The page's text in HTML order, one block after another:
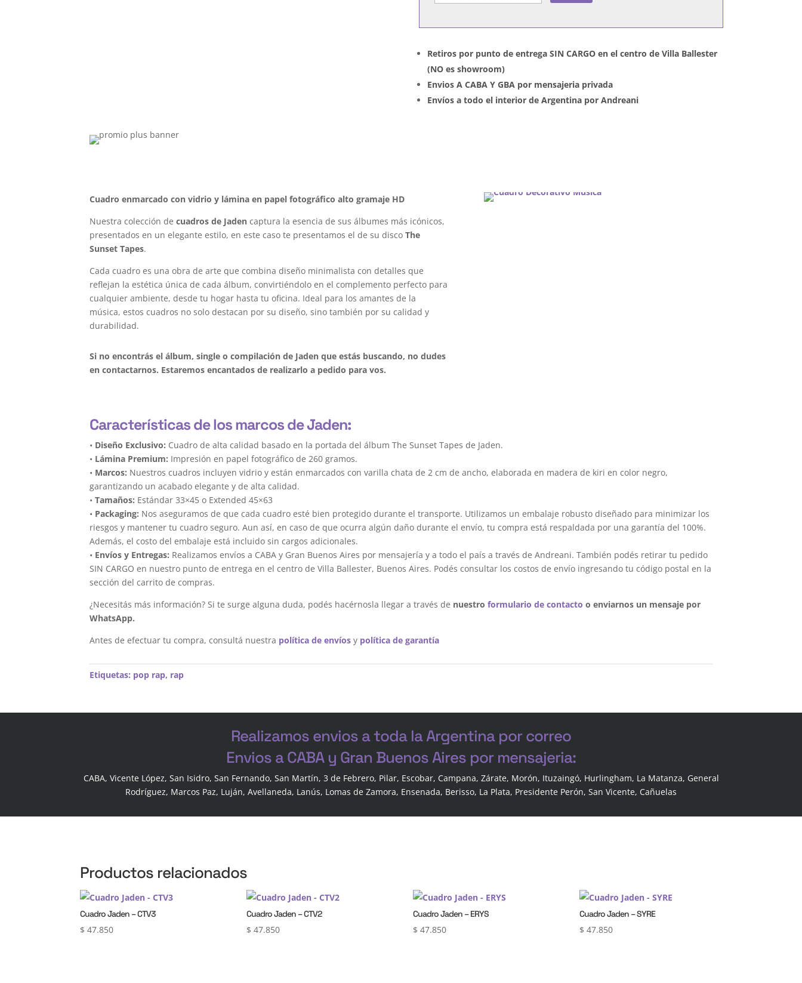
Retiros por punto de entrega SIN CARGO en el centro de Villa Ballester
(NO es showroom)
Envios A CABA Y GBA por mensajeria privada
Envíos a todo el interior de Argentina por Andreani
Cuadro enmarcado con vidrio y lámina en papel fotográfico alto gramaje HD
Nuestra colección decuadros de Jaden captura la esencia de sus álbumes más icónicos,
presentados en un elegante estilo, en este caso te presentamos el de su discoThe
Sunset Tapes.
Cada cuadro es una obra de arte que combina diseño minimalista con detalles que
reflejan la estética única de cada álbum, convirtiéndolo en el complemento perfecto para
cualquier ambiente, desde tu hogar hasta tu oficina. Ideal para los amantes de la
música, estos cuadros no solo destacan por su diseño, sino también por su calidad y
durabilidad.
Si no encontrás el álbum, single o compilación de Jaden que estás buscando, no dudes
en contactarnos. Estaremos encantados de realizarlo a pedido para vos.
Características de los marcos de Jaden:
• Diseño Exclusivo: Cuadro de alta calidad basado en la portada del álbum The Sunset Tapes de Jaden.
• Lámina Premium: Impresión en papel fotográfico de 260 gramos.
• Marcos: Nuestros cuadros incluyen vidrio y están enmarcados con varilla chata de 2 cm de ancho, elaborada en madera de kiri en color negro,
garantizando un acabado elegante y de alta calidad.
•Tamaños: Estándar 33×45 o Extended 45×63
• Packaging: Nos aseguramos de que cada cuadro esté bien protegido durante el transporte. Utilizamos un embalaje robusto diseñado para minimizar los
riesgos y mantener tu cuadro seguro. Aun así, en caso de que ocurra algún daño durante el envío, tu compra está respaldada por una garantía del 100%.
Además, el costo del embalaje está incluido sin cargos adicionales.
• Envíos y Entregas: Realizamos envíos a CABA y Gran Buenos Aires por mensajería y a todo el país a través de Andreani. También podés retirar tu pedido
SIN CARGO en nuestro punto de entrega en el centro de Villa Ballester, Buenos Aires. Podés consultar los costos de envío ingresando tu código postal en la
sección del carrito de compras.
¿Necesitás más información? Si te surge alguna duda, podés hacérnosla llegar a través de nuestroformulario de contacto o enviarnos un mensaje por
WhatsApp.
Antes de efectuar tu compra, consultá nuestra política de envíos y política de garantía
Etiquetas: pop rap, rap
Realizamos envios a toda la Argentina por correo
Envios a CABA y Gran Buenos Aires por mensajeria:
CABA, Vicente López, San Isidro, San Fernando, San Martín, 3 de Febrero, Pilar, Escobar, Campana, Zárate, Morón, Ituzaingó, Hurlingham, La Matanza, General
Rodríguez, Marcos Paz, Luján, Avellaneda, Lanús, Lomas de Zamora, Ensenada, Berisso, La Plata, Presidente Perón, San Vicente, Cañuelas
Productos relacionados
Cuadro Jaden – CTV3
$ 47.850
Cuadro Jaden – CTV2
$ 47.850
Cuadro Jaden – ERYS
$ 47.850
Cuadro Jaden – SYRE
$ 47.850